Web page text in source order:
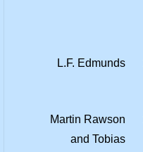
L.F. Edmunds
Martin Rawson
and Tobias